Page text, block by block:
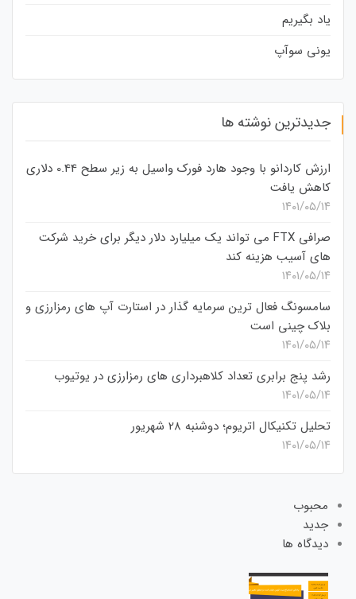
یاد بگیریم
یونی سوآپ
جدیدترین نوشته ها
ارزش کاردانو با وجود هارد فورک واسیل به زیر سطح 0.44 دلاری
کاهش یافت
۱۴۰۱/۰۵/۱۴
صرافی FTX می تواند یک میلیارد دلار دیگر برای خرید شرکت
های آسیب هزینه کند
۱۴۰۱/۰۵/۱۴
سامسونگ فعال‌ ترین سرمایه‌ گذار در استارت‌ آپ‌ های رمزارزی و
بلاک چینی است
۱۴۰۱/۰۵/۱۴
رشد پنج برابری تعداد کلاهبرداری های رمزارزی در یوتیوب
۱۴۰۱/۰۵/۱۴
تحلیل تکنیکال اتریوم؛ دوشنبه 28 شهریور
۱۴۰۱/۰۵/۱۴
محبوب
جدید
دیدگاه ها